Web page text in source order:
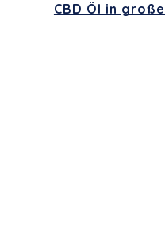
CBD Öl in